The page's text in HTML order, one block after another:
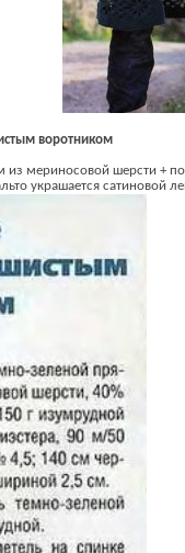
воротником
из мериносовой шерсти +
украшается сатиновой